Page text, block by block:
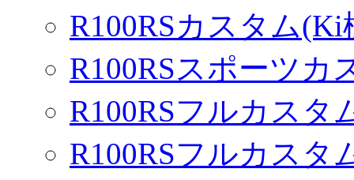
R100RSカスタム(Ki
R100RSスポーツカ
R100RSフルカスタ
R100RSフルカスタ